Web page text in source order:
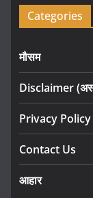
Categories
मौसम
Disclaimer
Privacy Policy
Contact Us
आहार